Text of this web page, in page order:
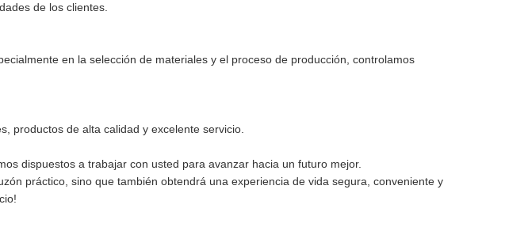
de los clientes.
en la selección de materiales y el proceso de producción, controlamos
productos de alta calidad y excelente servicio.
dispuestos a trabajar con usted para avanzar hacia un futuro mejor.
práctico, sino que también obtendrá una experiencia de vida segura, conveniente y